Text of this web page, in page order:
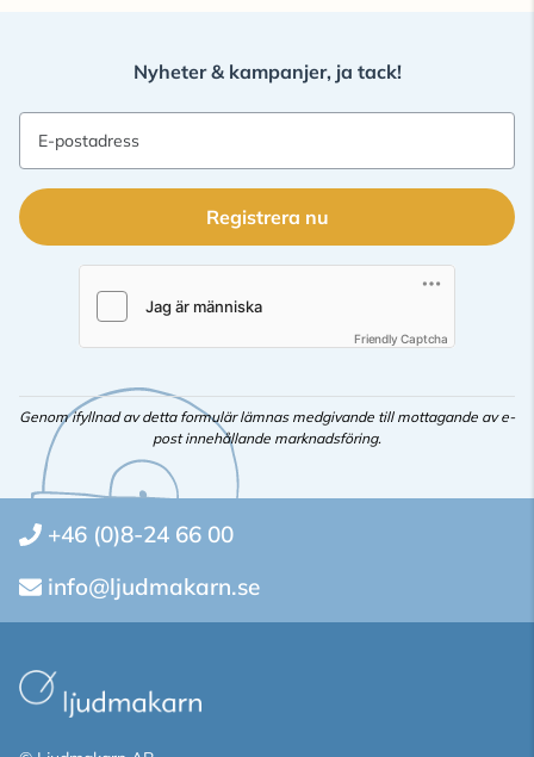
Nyheter & kampanjer, ja tack!
E-postadress
Registrera nu
Friendly Captcha
Genom ifyllnad av detta formulär lämnas medgivande till mottagande av e-
post innehållande marknadsföring.
+46 (0)8-24 66 00
info@ljudmakarn.se